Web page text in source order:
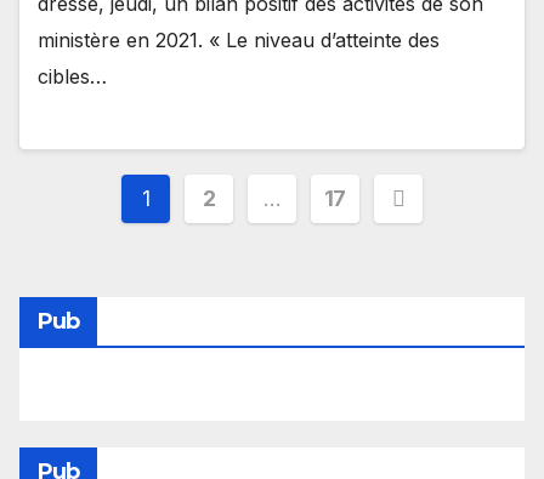
ministère en 2021. « Le niveau d’atteinte des
cibles…
Pagination
1 2 … 17
Pub
Pub